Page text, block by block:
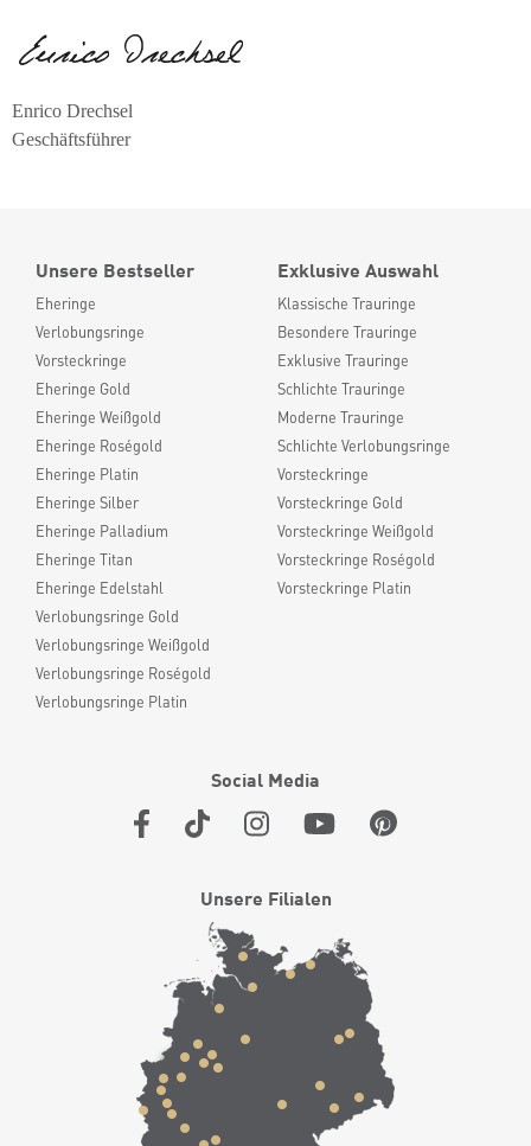
Enrico Drechsel
Geschäftsführer
Unsere Bestseller
Eheringe
Verlobungsringe
Vorsteckringe
Eheringe Gold
Eheringe Weißgold
Eheringe Roségold
Eheringe Platin
Eheringe Silber
Eheringe Palladium
Eheringe Titan
Eheringe Edelstahl
Verlobungsringe Gold
Verlobungsringe Weißgold
Verlobungsringe Roségold
Verlobungsringe Platin
Exklusive Auswahl
Klassische Trauringe
Besondere Trauringe
Exklusive Trauringe
Schlichte Trauringe
Moderne Trauringe
Schlichte Verlobungsringe
Vorsteckringe
Vorsteckringe Gold
Vorsteckringe Weißgold
Vorsteckringe Roségold
Vorsteckringe Platin
Social Media
Unsere Filialen